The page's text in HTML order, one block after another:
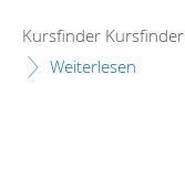
Kursfinder Kursfinder
Weiterlesen